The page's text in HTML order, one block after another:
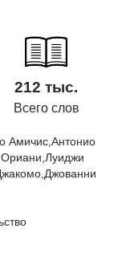
212 тыс.
Всего слов
Амичис,Антонио